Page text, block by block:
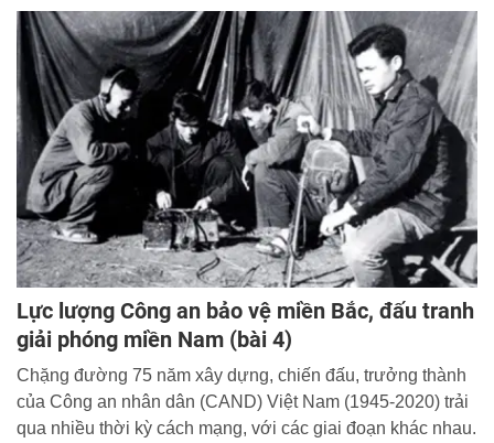
khác nhau.
Lực lượng Công an bảo vệ miền Bắc, đấu tranh
giải phóng miền Nam (bài 4)
Chặng đường 75 năm xây dựng, chiến đấu, trưởng thành
của Công an nhân dân (CAND) Việt Nam (1945-2020) trải
qua nhiều thời kỳ cách mạng, với các giai đoạn khác nhau.